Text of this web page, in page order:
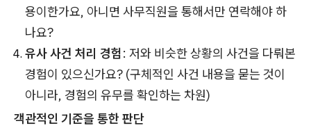
용이한가요, 아니면 사무직원을 통해서만 연락해야 하
나요?
유사 사건 처리 경험 : 저와 비슷한 상황의 사건을 다뤄본
경험이 있으신가요? (구체적인 사건 내용을 묻는 것이
아니라, 경험의 유무를 확인하는 차원)
객관적인 기준을 통한 판단